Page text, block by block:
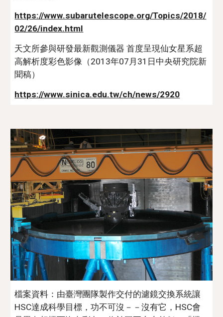
https://www.subarutelescope.org/Topics/2018/
02/26/index.html
天文所參與研發最新觀測儀器 首度呈現仙女星系超
高解析度彩色影像（2013年07月31日中央研究院新
聞稿）
https://www.sinica.edu.tw/ch/news/2920
檔案資料：由臺灣團隊製作交付的濾鏡交換系統讓
HSC達成科學目標，功不可沒－－沒有它，HSC會